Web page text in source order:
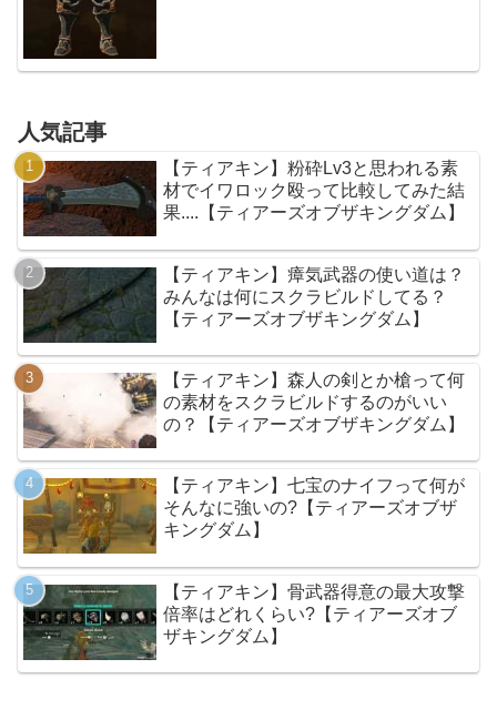
人気記事
【ティアキン】粉砕Lv3と思われる素
材でイワロック殴って比較してみた結
果....【ティアーズオブザキングダム】
【ティアキン】瘴気武器の使い道は？
みんなは何にスクラビルドしてる？
【ティアーズオブザキングダム】
【ティアキン】森人の剣とか槍って何
の素材をスクラビルドするのがいい
の？【ティアーズオブザキングダム】
【ティアキン】七宝のナイフって何が
そんなに強いの?【ティアーズオブザ
キングダム】
【ティアキン】骨武器得意の最大攻撃
倍率はどれくらい?【ティアーズオブ
ザキングダム】